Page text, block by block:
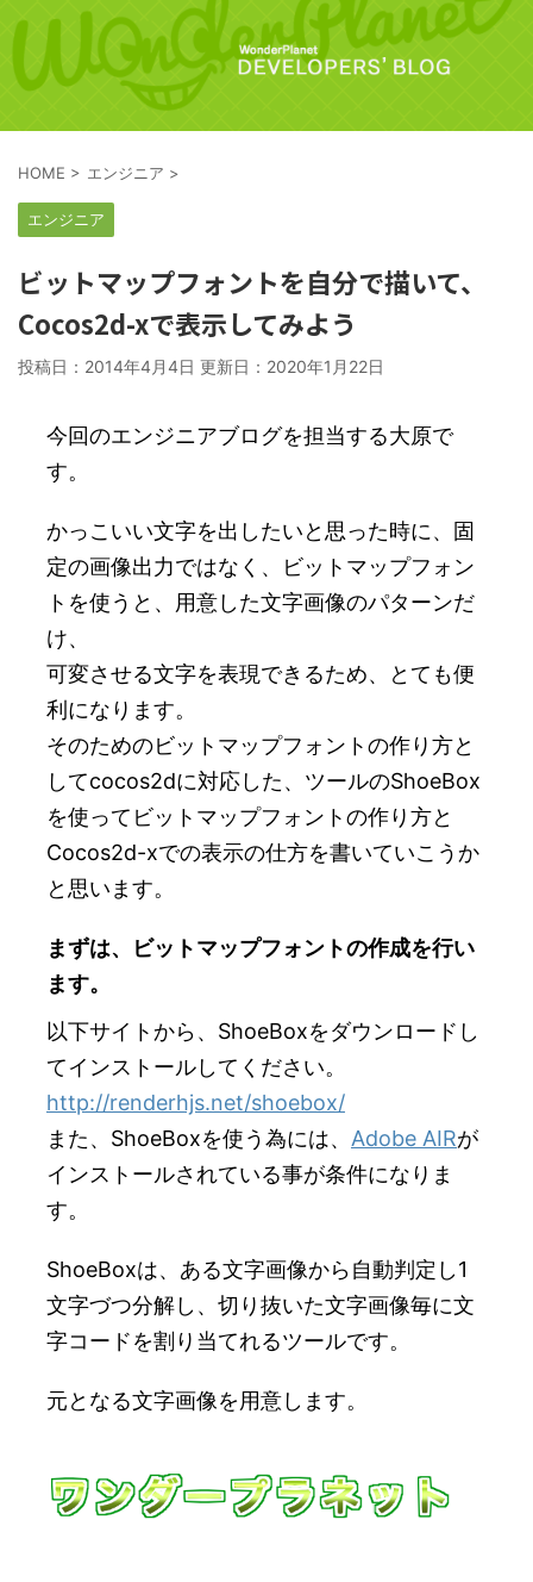
HOME > エンジニア >
エンジニア
ビットマップフォントを自分で描いて、
Cocos2d-xで表示してみよう
投稿日：2014年4月4日 更新日： 2020年1月22日
今回のエンジニアブログを担当する大原で
す。
かっこいい文字を出したいと思った時に、固
定の画像出力ではなく、ビットマップフォン
トを使うと、用意した文字画像のパターンだ
け、
可変させる文字を表現できるため、とても便
利になります。
そのためのビットマップフォントの作り方と
してcocos2dに対応した、ツールのShoeBox
を使ってビットマップフォントの作り方と
Cocos2d-xでの表示の仕方を書いていこうか
と思います。
まずは、ビットマップフォントの作成を行い
ます。
以下サイトから、ShoeBoxをダウンロードし
てインストールしてください。
http://renderhjs.net/shoebox/
また、ShoeBoxを使う為には、 Adobe AIRが
インストールされている事が条件になりま
す。
ShoeBoxは、ある文字画像から自動判定し1
文字づつ分解し、切り抜いた文字画像毎に文
字コードを割り当てれるツールです。
元となる文字画像を用意します。